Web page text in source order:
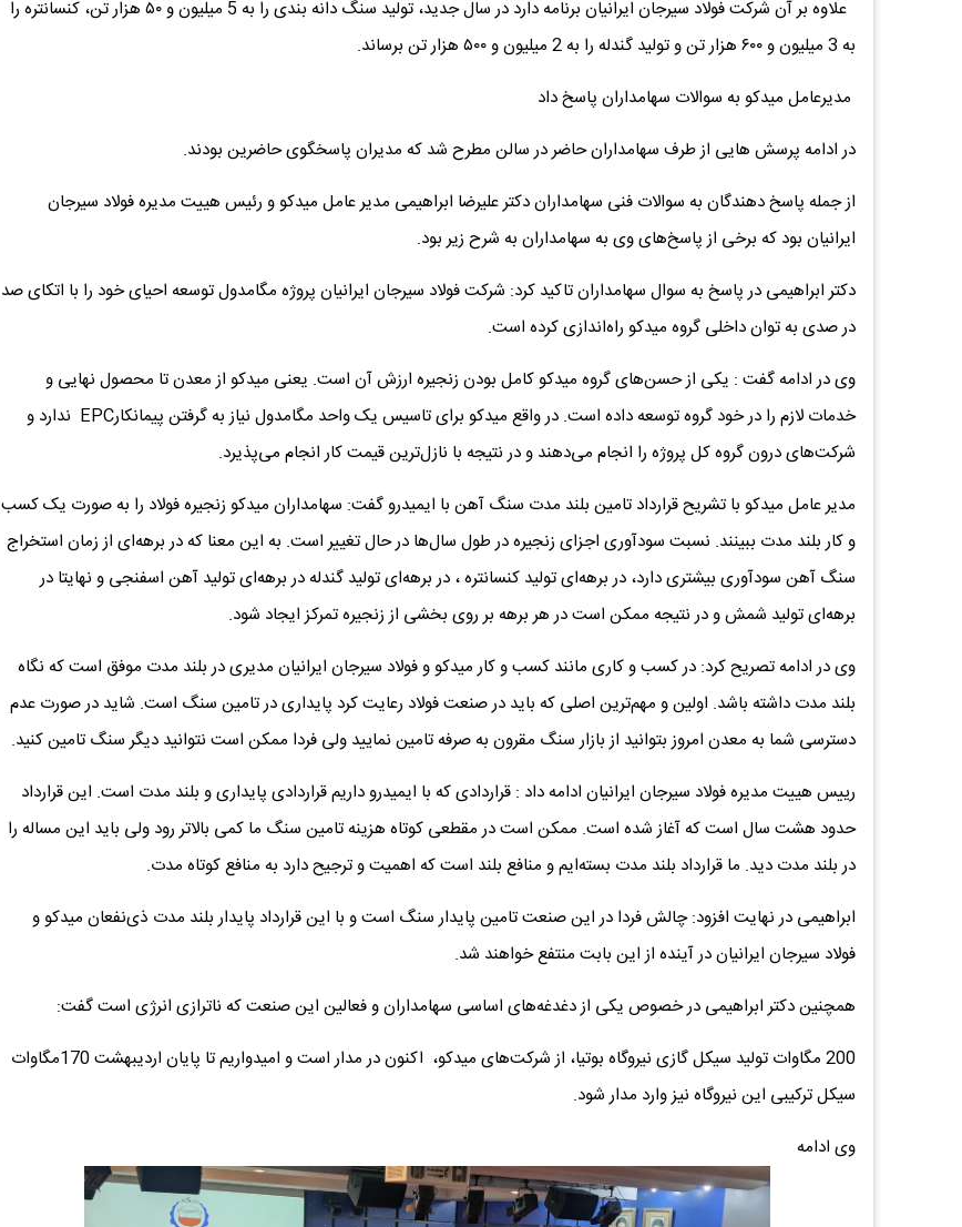
علاوه بر آن شرکت فولاد سیرجان ایرانیان برنامه دارد در سال جدید، تولید سنگ دانه‌ بندی را به 5 میلیون و ۵۰ هزار تن، کنسانتره را
به 3 میلیون و ۶۰۰ هزار تن و تولید گندله را به 2 میلیون و ۵۰۰ هزار تن برساند.
مدیرعامل میدکو به سوالات سهامداران پاسخ داد
در ادامه پرسش هایی از طرف سهامداران حاضر در سالن مطرح شد که مدیران پاسخگوی حاضرین بودند.
از جمله پاسخ دهندگان به سوالات فنی سهامداران دکتر علیرضا ابراهیمی مدیر عامل میدکو و رئیس هییت مدیره فولاد سیرجان
ایرانیان بود که برخی از پاسخ‌های وی به سهامداران به شرح زیر بود.
دکتر ابراهیمی در پاسخ به سوال سهامداران تاکید کرد: شرکت فولاد سیرجان ایرانیان پروژه مگامدول توسعه احیای خود را با اتکای صد
در صدی به توان داخلی گروه میدکو راه‌اندازی کرده است.
وی در ادامه گفت : یکی از حسن‎‌های گروه میدکو کامل بودن زنجیره ارزش آن است. یعنی میدکو از معدن تا محصول نهایی و
خدمات لازم را در خود گروه توسعه داده است. در واقع میدکو برای تاسیس یک واحد مگامدول نیاز به گرفتن پیمانکارEPC ندارد و
شرکت‌های درون گروه کل پروژه را انجام می‌دهند و در نتیجه با نازل‌ترین قیمت کار انجام می‌پذیرد.
مدیر عامل میدکو با تشریح قرارداد تامین بلند مدت سنگ آهن با ایمیدرو گفت: سهامداران میدکو زنجیره فولاد را به صورت یک کسب
و کار بلند مدت ببینند. نسبت سود‌آوری اجزای زنجیره در طول سال‌ها در حال تغییر است. به این معنا که در برهه‌ای از زمان استخراج
سنگ آهن سودآوری بیشتری دارد، در برهه‌ای تولید کنسانتره ، در برهه‌ای تولید گندله در برهه‌ای تولید آهن اسفنجی و نهایتا در
برهه‌ای تولید شمش و در نتیجه ممکن است در هر برهه بر روی بخشی از زنجیره تمرکز ایجاد شود.
وی در ادامه تصریح کرد: در کسب و کاری مانند کسب و کار میدکو و فولاد سیرجان ایرانیان مدیری در بلند مدت موفق است که نگاه
بلند مدت داشته باشد. اولین و مهم‌ترین اصلی که باید در صنعت فولاد رعایت کرد پایداری در تامین سنگ است. شاید در صورت عدم
دسترسی شما به معدن امروز بتوانید از بازار سنگ مقرون به صرفه تامین نمایید ولی فردا ممکن است نتوانید دیگر سنگ تامین کنید.
رییس هییت مدیره فولاد سیرجان ایرانیان ادامه داد : قراردادی که با ایمیدرو داریم قراردادی پایداری و بلند مدت است. این قرارداد
حدود هشت سال است که آغاز شده است. ممکن است در مقطعی کوتاه هزینه تامین سنگ ما کمی بالاتر رود ولی باید این مساله را
در بلند مدت دید. ما قرارداد بلند مدت بسته‌ایم و منافع بلند است که اهمیت و ترجیح دارد به منافع کوتاه مدت.
ابراهیمی در نهایت افزود: چالش فردا در این صنعت تامین پایدار سنگ است و با این قرارداد پایدار بلند مدت ذی‌نفعان میدکو و
فولاد سیرجان ایرانیان در آینده از این بابت منتفع خواهند شد.
همچنین دکتر ابراهیمی در خصوص یکی از دغدغه‌های اساسی سهامداران و فعالین این صنعت که ناترازی انرژی است گفت:
200 مگاوات تولید سیکل گازی نیروگاه بوتیا، از شرکت‌های میدکو، اکنون در مدار است و امیدواریم تا پایان اردیبهشت 170مگاوات
سیکل ترکیبی این نیروگاه نیز وارد مدار شود.
وی ادامه